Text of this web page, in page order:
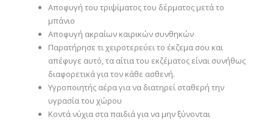
Αποφυγή του τριψίματος του δέρματος μετά το
μπάνιο
Αποφυγή ακραίων καιρικών συνθηκών
Παρατήρησε τι χειροτερεύει το έκζεμα σου και
απέφυγε αυτό, τα αίτια του εκζέματος είναι συνήθως
διαφορετικά για τον κάθε ασθενή.
Υγροποιητής αέρα για να διατηρεί σταθερή την
υγρασία του χώρου
Κοντά νύχια στα παιδιά για να μην ξύνονται